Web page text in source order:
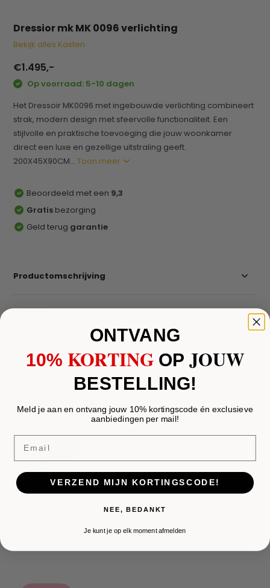
Dressior mk MK 0096 verlichting
Bekijk alles Kasten
€1.495,-
Op voorraad: 5-10 dagen
Het Dressoir MK0096 met ingebouwde verlichting combineert
strak, modern design met sfeervolle functionaliteit. Een
stijlvolle en praktische toevoeging die jouw woonkamer
direct een luxe en gezellige uitstraling geeft.
200X45X90CM...Toon meer
Beoordeeld met een 9,3
Gratis bezorging
Geld terug garantie
Productomschrijving
Reviews
Dressior mk MK 0096
verlichting
ONTVANG
10% KORTING OPJOUW
BESTELLING!
Meld je aan en ontvang jouw 10% kortingscode én exclusieve
aanbiedingen per mail!
VERZEND MIJN KORTINGSCODE!
NEE, BEDANKT
Je kunt je op elk moment afmelden